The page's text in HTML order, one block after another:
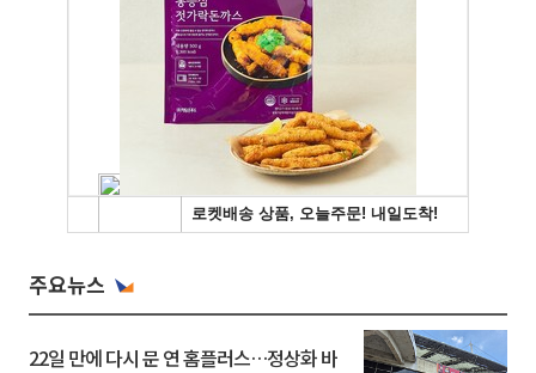
주요뉴스
22일 만에 다시 문 연 홈플러스…정상화 바